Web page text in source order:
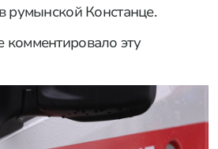
румынской Констанце.
эту